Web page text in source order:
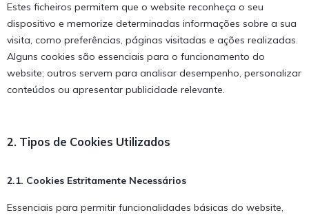
Estes ficheiros permitem que o website reconheça o seu
dispositivo e memorize determinadas informações sobre a sua
visita, como preferências, páginas visitadas e ações realizadas.
Alguns cookies são essenciais para o funcionamento do
website; outros servem para analisar desempenho, personalizar
conteúdos ou apresentar publicidade relevante.
2. Tipos de Cookies Utilizados
2.1. Cookies Estritamente Necessários
Essenciais para permitir funcionalidades básicas do website,